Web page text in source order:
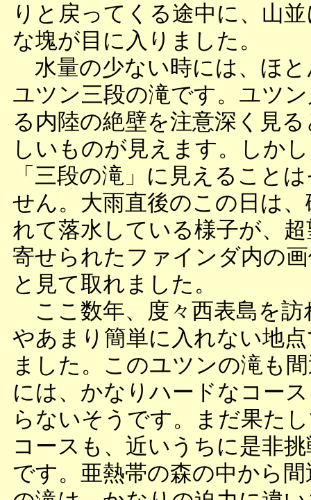
りと戻ってくる途中に、山
な塊が目に入りました。
水量の少ない時には、ほ
ユツン三段の滝です。ユツ
る内陸の絶壁を注意深く見
しいものが見えます。しか
「三段の滝」に見えること
せん。大雨直後のこの日は
れて落水している様子が、
寄せられたファインダ内の
と見て取れました。
ここ数年、度々西表島を訪
やあまり簡単に入れない地
ました。このユツンの滝も
には、かなりハードなコー
らないそうです。まだ果た
コースも、近いうちに是非
です。亜熱帯の森の中から